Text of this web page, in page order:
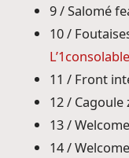
9 / Salomé
10 /
L’1consolable
11 / Front
12 /
13 /
14 /